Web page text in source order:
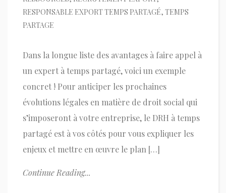
RESPONSABLE EXPORT TEMPS PARTAGÉ, TEMPS
PARTAGE
Dans la longue liste des avantages à faire appel à
un expert à temps partagé, voici un exemple
concret ! Pour anticiper les prochaines
évolutions légales en matière de droit social qui
s’imposeront à votre entreprise, le DRH à temps
partagé est à vos côtés pour vous expliquer les
enjeux et mettre en œuvre le plan […]
Continue Reading...